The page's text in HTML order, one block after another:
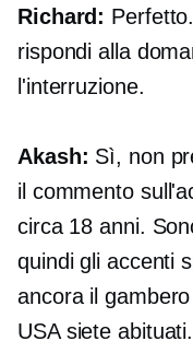
Richard:
rispondi alla
l'interruzione.
Akash: Sì, non
il commento
circa 18 anni.
quindi gli accenti
ancora il
USA siete